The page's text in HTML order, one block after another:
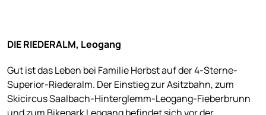
DIE RIEDERALM, Leogang
Gut ist das Leben bei Familie Herbst auf der 4-Sterne-
Superior-Riederalm. Der Einstieg zur Asitzbahn, zum
Skicircus Saalbach-Hinterglemm-Leogang-Fieberbrunn